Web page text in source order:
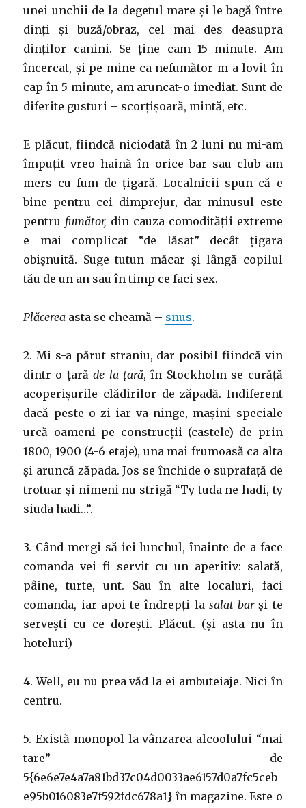
unei unchii de la degetul mare și le bagă între
dinți și buză/obraz, cel mai des deasupra
dinților canini. Se ține cam 15 minute. Am
încercat, și pe mine ca nefumător m-a lovit în
cap în 5 minute, am aruncat-o imediat. Sunt de
diferite gusturi – scorțișoară, mintă, etc.
E plăcut, fiindcă niciodată în 2 luni nu mi-am
împuțit vreo haină în orice bar sau club am
mers cu fum de țigară. Localnicii spun că e
bine pentru cei dimprejur, dar minusul este
pentru fumător, din cauza comodității extreme
e mai complicat “de lăsat” decât țigara
obișnuită. Suge tutun măcar și lângă copilul
tău de un an sau în timp ce faci sex.
Plăcerea asta se cheamă – snus.
2. Mi s-a părut straniu, dar posibil fiindcă vin
dintr-o țarăde la țară, în Stockholm se curăță
acoperișurile clădirilor de zăpadă. Indiferent
dacă peste o zi iar va ninge, mașini speciale
urcă oameni pe construcții (castele) de prin
1800, 1900 (4-6 etaje), una mai frumoasă ca alta
și aruncă zăpada. Jos se închide o suprafață de
trotuar și nimeni nu strigă “Ty tuda ne hadi, ty
siuda hadi…”.
3. Când mergi să iei lunchul, înainte de a face
comanda vei fi servit cu un aperitiv: salată,
pâine, turte, unt. Sau în alte localuri, faci
comanda, iar apoi te îndrepți la salat barși te
servești cu ce dorești. Plăcut. (și asta nu în
hoteluri)
4. Well, eu nu prea văd la ei ambuteiaje. Nici în
centru.
5. Există monopol la vânzarea alcoolului “mai
tare” de
5{6e6e7e4a7a81bd37c04d0033ae6157d0a7fc5ceb
e95b016083e7f592fdc678a1} în magazine. Este o